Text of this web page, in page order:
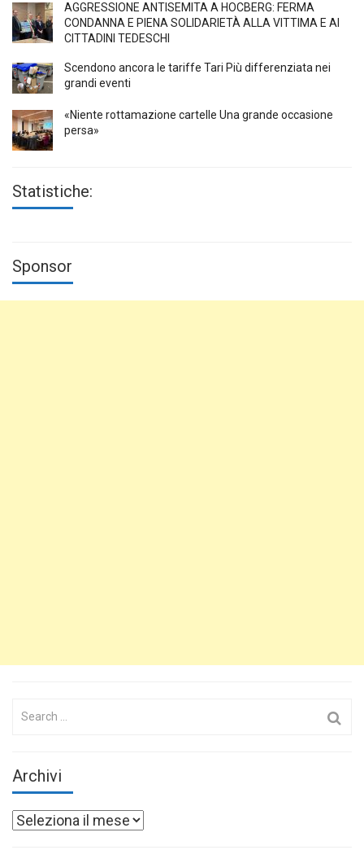
AGGRESSIONE ANTISEMITA A HÖCBERG: FERMA
CONDANNA E PIENA SOLIDARIETÀ ALLA VITTIMA E AI
CITTADINI TEDESCHI
Scendono ancora le tariffe Tari Più differenziata nei
grandi eventi
«Niente rottamazione cartelle Una grande occasione
persa»
Statistiche:
Sponsor
Search
Archivi
Archivi